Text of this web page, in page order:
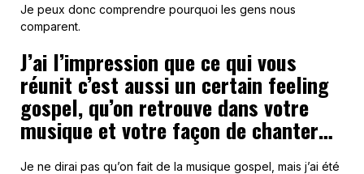
Je peux donc comprendre pourquoi les gens nous
comparent.
J’ai l’impression que ce qui vous
réunit c’est aussi un certain feeling
gospel, qu’on retrouve dans votre
musique et votre façon de chanter…
Je ne dirai pas qu’on fait de la musique gospel, mais j’ai été